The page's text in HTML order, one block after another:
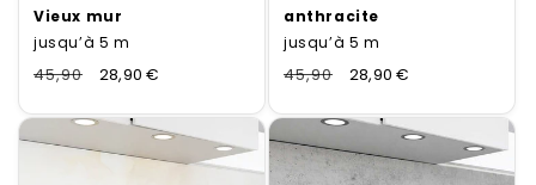
Vieux mur
jusqu’à 5 m
Normaler
45,90 Verkaufspreis
28,90 €
anthracite
jusqu’à 5 m
Normaler
45,90 Verkaufspreis
28,90 €